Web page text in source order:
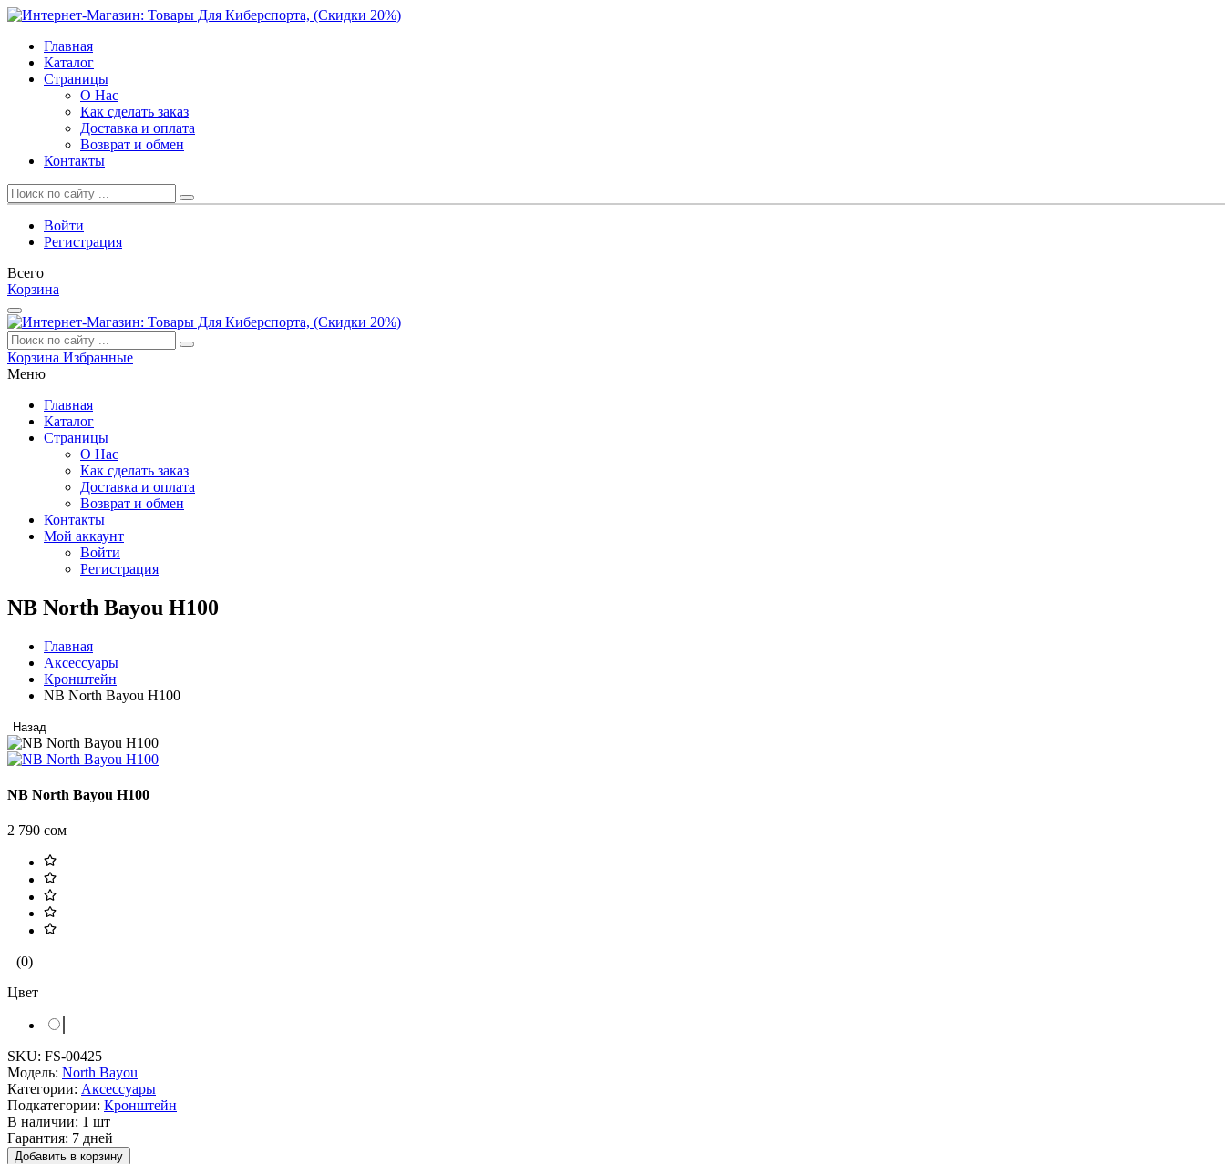
Главная
Каталог
Страницы
О Нас
Как сделать заказ
Доставка и оплата
Возврат и обмен
Контакты
Войти
Регистрация
Всего
Корзина
Корзина Избранные
Меню
Главная
Каталог
Страницы
О Нас
Как сделать заказ
Доставка и оплата
Возврат и обмен
Контакты
Мой аккаунт
Войти
Регистрация
NB North Bayou H100
Главная
Аксессуары
Кронштейн
NB North Bayou H100
Назад
NB North Bayou H100
2 790 сом
(0)
Цвет
SKU: FS-00425
Модель: North Bayou
Категории: Аксессуары
Подкатегории: Кронштейн
В наличии: 1 шт
Гарантия: 7 дней
Добавить в корзину